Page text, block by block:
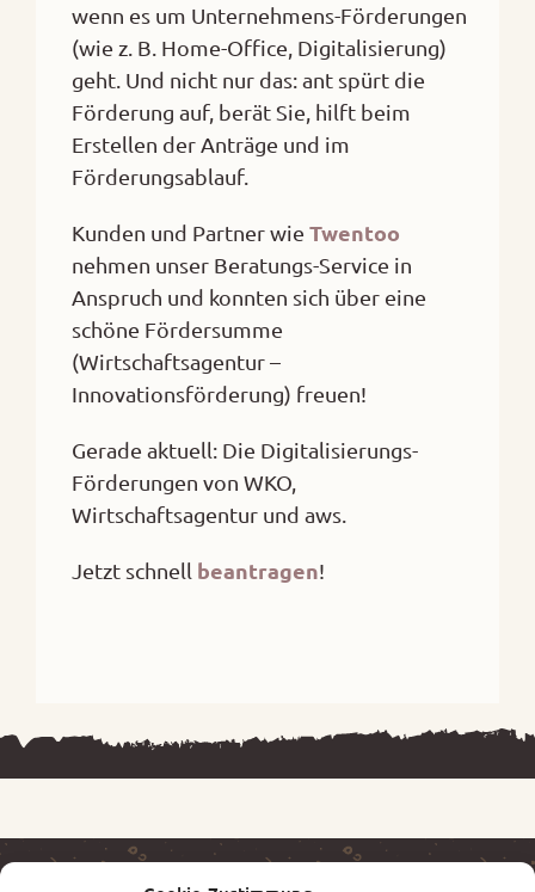
wenn es um Unternehmens-Förderungen
(wie z. B. Home-Office, Digitalisierung)
geht. Und nicht nur das: ant spürt die
Förderung auf, berät Sie, hilft beim
Erstellen der Anträge und im
Förderungsablauf.
Kunden und Partner wie Twentoo
nehmen unser Beratungs-Service in
Anspruch und konnten sich über eine
schöne Fördersumme
(Wirtschaftsagentur –
Innovationsförderung) freuen!
Gerade aktuell: Die Digitalisierungs-
Förderungen von WKO,
Wirtschaftsagentur und aws.
Jetzt schnell beantragen!